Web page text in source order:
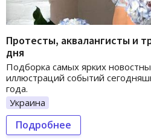
Протесты, аквалангисты и
дня
Подборка самых ярких
иллюстраций событий
года.
Украина
Подробнее